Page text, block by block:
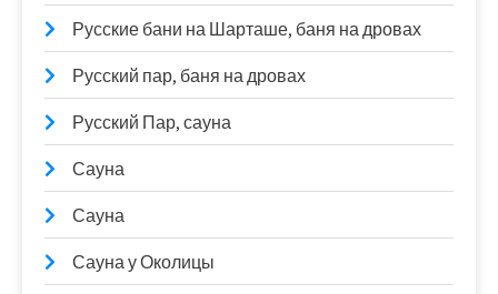
Русские бани на Шарташе, баня на дровах
Русский пар, баня на дровах
Русский Пар, сауна
Сауна
Сауна
Сауна у Околицы